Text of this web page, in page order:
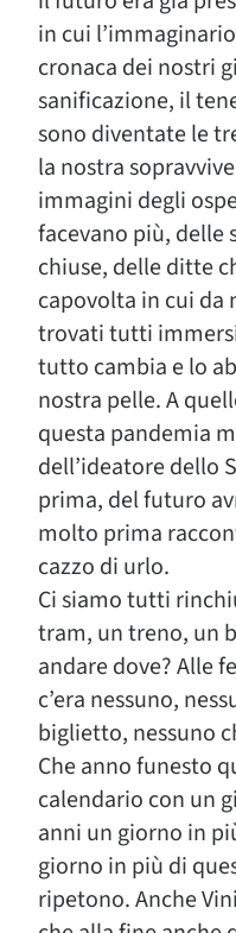
in cui
cronaca dei nostri
sanificazione, il
sono diventate le
la nostra
immagini degli
facevano più, delle
chiuse, delle ditte
capovolta in cui da
trovati tutti
tutto cambia e lo
nostra pelle. A
questa pandemia
dell’ideatore dello
prima, del futuro
molto prima
cazzo di urlo.
Ci siamo tutti
tram, un treno, un
andare dove? Alle
c’era nessuno,
biglietto, nessuno
Che anno funesto
calendario con un
anni un giorno in
giorno in più di
ripetono. Anche